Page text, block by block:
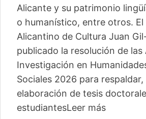
Alicante y su patrimonio
o humanístico, entre otros.
Alicantino de Cultura Juan
publicado la resolución de las
Investigación en
Sociales 2026 para
elaboración de tesis
estudiantesLeer más